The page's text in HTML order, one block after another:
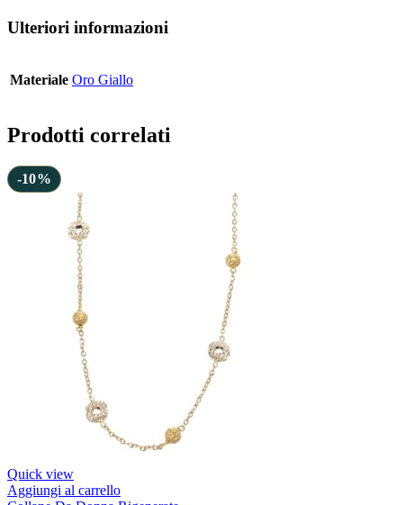
Ulteriori informazioni
Materiale Oro Giallo
Prodotti correlati
-10%
Quick view
Aggiungi al carrello